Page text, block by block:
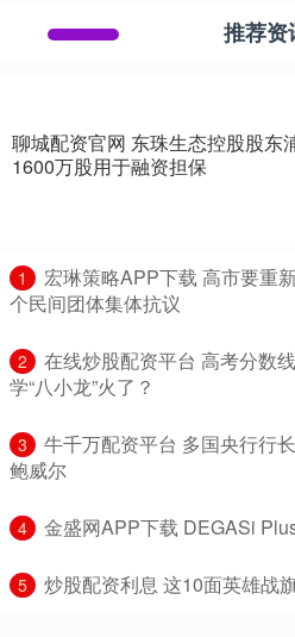
推荐资
聊城配资官网 东珠生态控股股东
1600万股用于融资担保
1
宏琳策略APP下载 高市要重
个民间团体集体抗议
2
在线炒股配资平台 高考分数
学“八小龙”火了？
3
牛千万配资平台 多国央行行
鲍威尔
4 金盛网APP下载 DEGASi
5 炒股配资利息 这10面英雄战